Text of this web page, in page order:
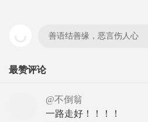
善语结善缘，恶言伤人心
最赞评论
@不倒翁
一路走好！！！！